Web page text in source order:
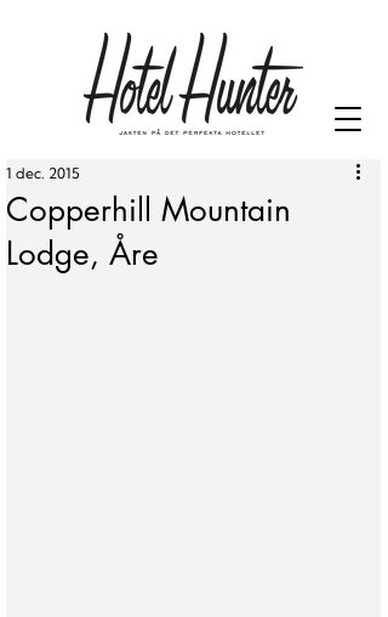
Copperhill Mountain
Lodge, Åre
1 dec. 2015